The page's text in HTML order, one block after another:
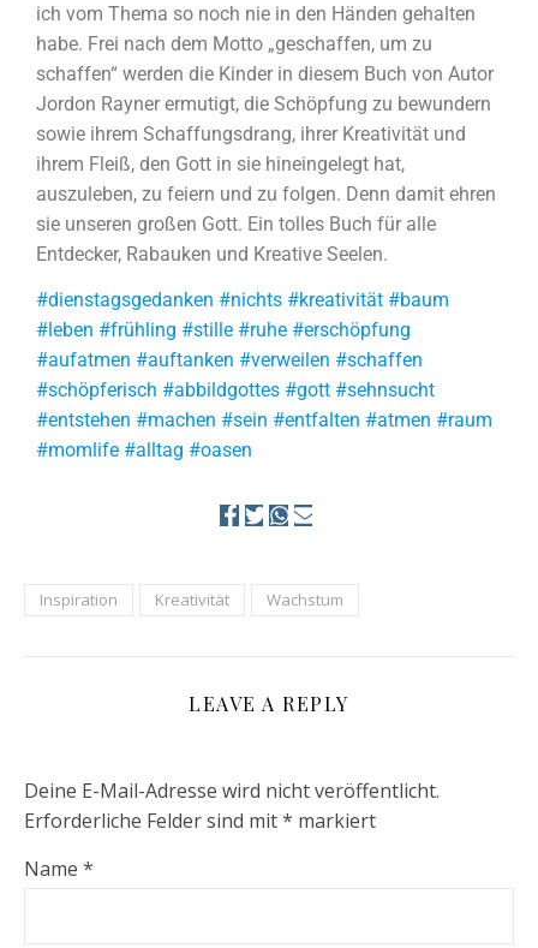
ich vom Thema so noch nie in den Händen gehalten
habe. Frei nach dem Motto „geschaffen, um zu
schaffen“ werden die Kinder in diesem Buch von Autor
Jordon Rayner ermutigt, die Schöpfung zu bewundern
sowie ihrem Schaffungsdrang, ihrer Kreativität und
ihrem Fleiß, den Gott in sie hineingelegt hat,
auszuleben, zu feiern und zu folgen. Denn damit ehren
sie unseren großen Gott. Ein tolles Buch für alle
Entdecker, Rabauken und Kreative Seelen.
#dienstagsgedanken #nichts #kreativität #baum
#leben #frühling #stille #ruhe #erschöpfung
#aufatmen #auftanken #verweilen #schaffen
#schöpferisch #abbildgottes #gott #sehnsucht
#entstehen #machen #sein #entfalten #atmen #raum
#momlife #alltag #oasen
Inspiration Kreativität Wachstum
LEAVE A REPLY
Deine E-Mail-Adresse wird nicht veröffentlicht.
Erforderliche Felder sind mit* markiert
Name *